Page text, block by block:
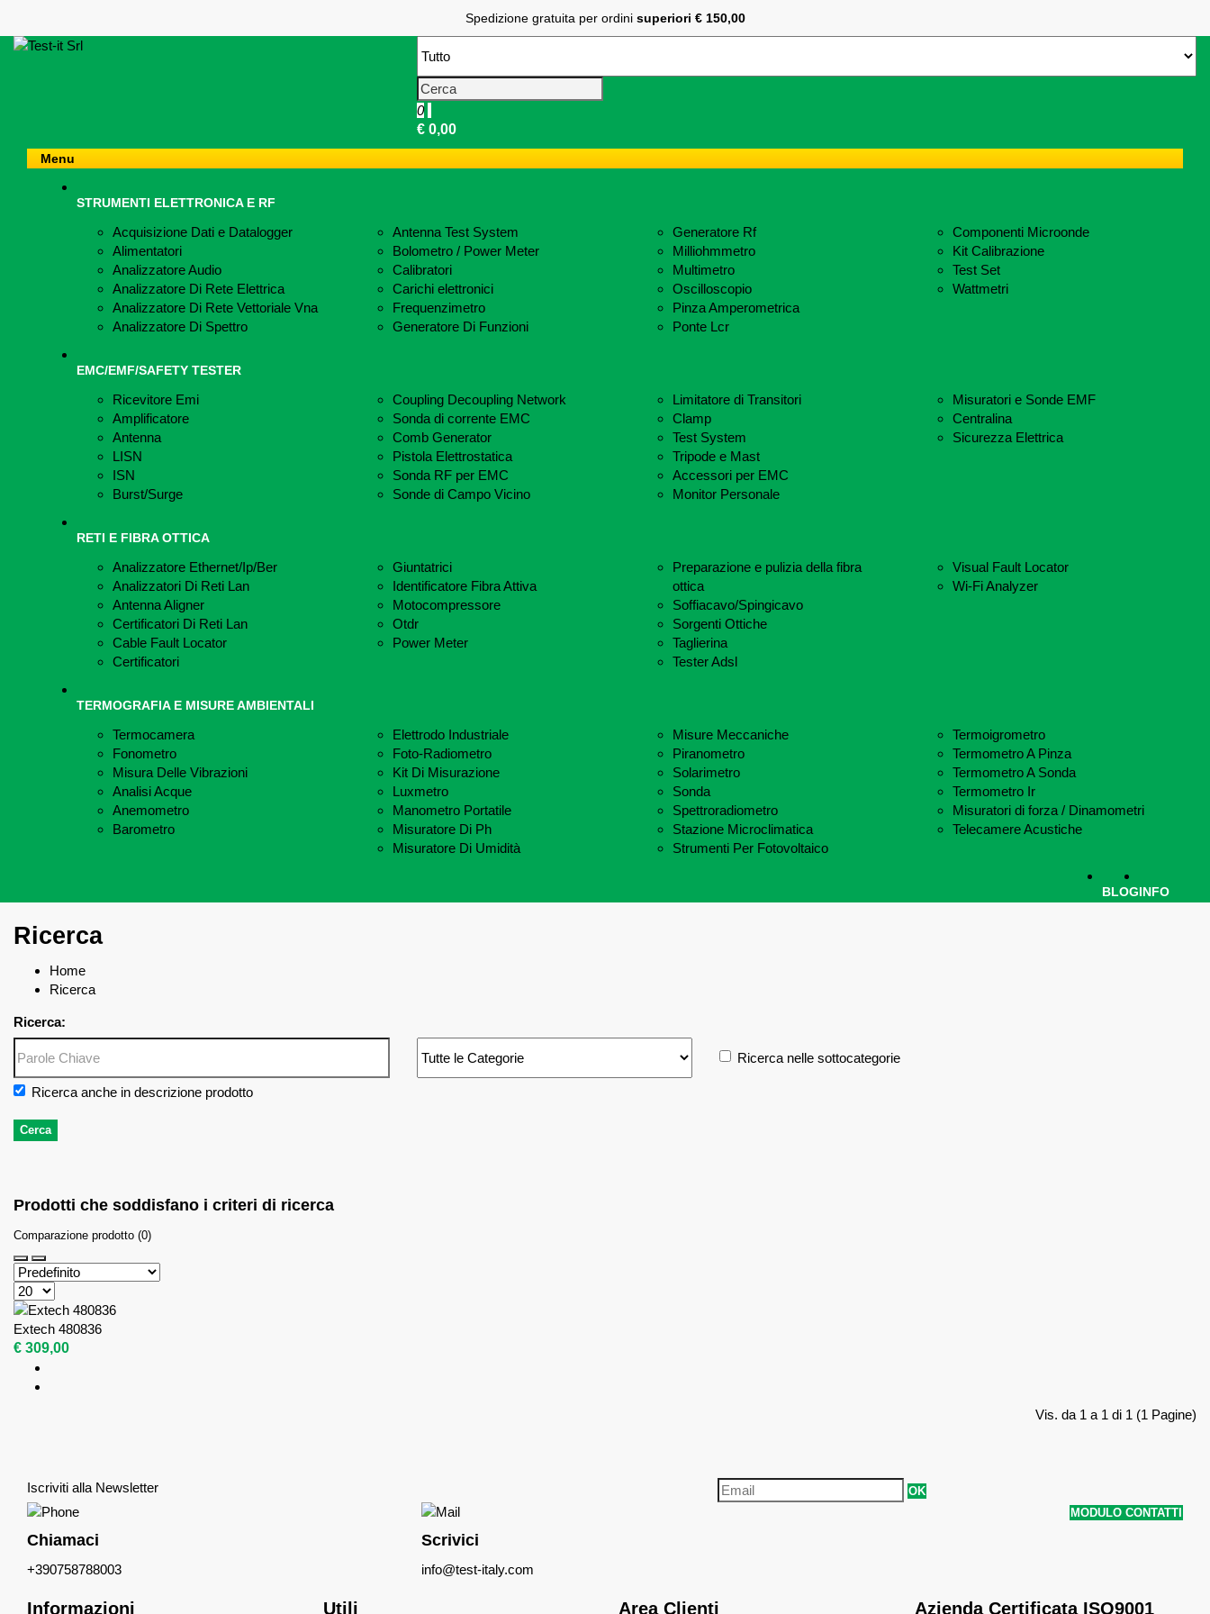
Spedizione gratuita per ordini superiori € 150,00
0
€ 0,00
Menu
STRUMENTI ELETTRONICA E RF
Acquisizione Dati e Datalogger
Alimentatori
Analizzatore Audio
Analizzatore Di Rete Elettrica
Analizzatore Di Rete Vettoriale Vna
Analizzatore Di Spettro
Antenna Test System
Bolometro / Power Meter
Calibratori
Carichi elettronici
Frequenzimetro
Generatore Di Funzioni
Generatore Rf
Milliohmmetro
Multimetro
Oscilloscopio
Pinza Amperometrica
Ponte Lcr
Componenti Microonde
Kit Calibrazione
Test Set
Wattmetri
EMC/EMF/SAFETY TESTER
Ricevitore Emi
Amplificatore
Antenna
LISN
ISN
Burst/Surge
Coupling Decoupling Network
Sonda di corrente EMC
Comb Generator
Pistola Elettrostatica
Sonda RF per EMC
Sonde di Campo Vicino
Limitatore di Transitori
Clamp
Test System
Tripode e Mast
Accessori per EMC
Monitor Personale
Misuratori e Sonde EMF
Centralina
Sicurezza Elettrica
RETI E FIBRA OTTICA
Analizzatore Ethernet/Ip/Ber
Analizzatori Di Reti Lan
Antenna Aligner
Certificatori Di Reti Lan
Cable Fault Locator
Certificatori
Giuntatrici
Identificatore Fibra Attiva
Motocompressore
Otdr
Power Meter
Preparazione e pulizia della fibra
ottica
Soffiacavo/Spingicavo
Sorgenti Ottiche
Taglierina
Tester Adsl
Visual Fault Locator
Wi-Fi Analyzer
TERMOGRAFIA E MISURE AMBIENTALI
Termocamera
Fonometro
Misura Delle Vibrazioni
Analisi Acque
Anemometro
Barometro
Elettrodo Industriale
Foto-Radiometro
Kit Di Misurazione
Luxmetro
Manometro Portatile
Misuratore Di Ph
Misuratore Di Umidità
Misure Meccaniche
Piranometro
Solarimetro
Sonda
Spettroradiometro
Stazione Microclimatica
Strumenti Per Fotovoltaico
Termoigrometro
Termometro A Pinza
Termometro A Sonda
Termometro Ir
Misuratori di forza / Dinamometri
Telecamere Acustiche
INFO
BLOG
Ricerca
Home
Ricerca
Ricerca:
Ricerca nelle sottocategorie
Ricerca anche in descrizione prodotto
Prodotti che soddisfano i criteri di ricerca
Comparazione prodotto (0)
Extech 480836
€ 309,00
Vis. da 1 a 1 di 1 (1 Pagine)
Iscriviti alla Newsletter OK
Chiamaci
+390758788003
Scrivici
info@test-italy.com
MODULO CONTATTI
Informazioni Utili Area Clienti Azienda Certificata ISO9001